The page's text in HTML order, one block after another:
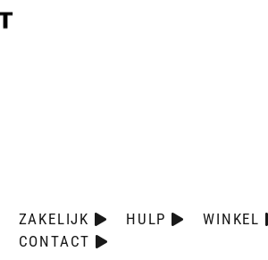
ZAKELIJK HULP WINKEL
CONTACT